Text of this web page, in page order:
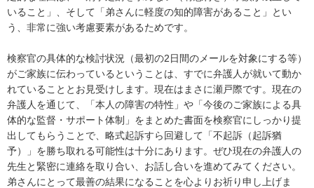
いること」、そして「弟さんに軽度の知的障害があること」とい
う、非常に強い考慮要素があるためです。
検察官の具体的な検討状況（最初の2日間のメールを対象にする等）
がご家族に伝わっているということは、すでに弁護人が就いて動か
れていることとお見受けします。現在はまさに瀬戸際です。現在の
弁護人を通じて、「本人の障害の特性」や「今後のご家族による具
体的な監督・サポート体制」をまとめた書面を検察官にしっかり提
出してもらうことで、略式起訴すら回避して「不起訴（起訴猶
予）」を勝ち取れる可能性は十分にあります。ぜひ現在の弁護人の
先生と緊密に連絡を取り合い、お話し合いを進めてみてください。
弟さんにとって最善の結果になることを心よりお祈り申し上げま